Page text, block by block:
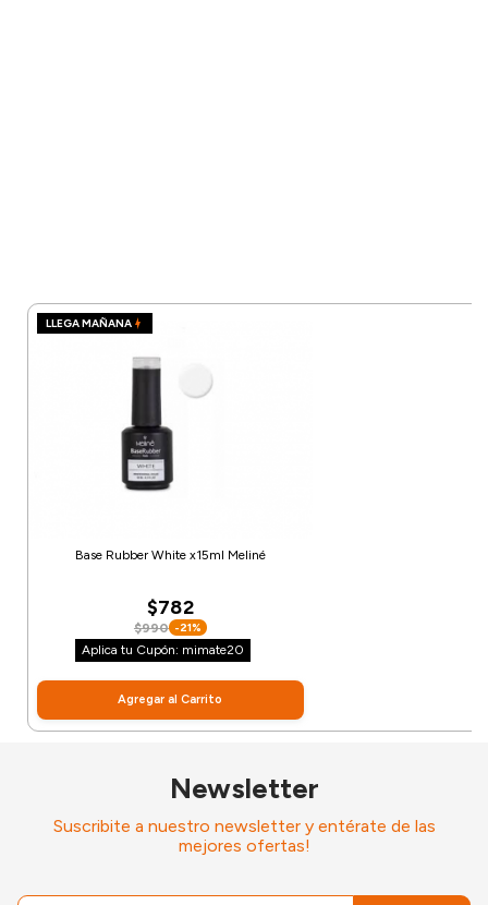
LLEGA MAÑANA
Base Rubber White x15ml Meliné
$782
$990 -21%
Aplica tu Cupón: mimate20
Agregar al Carrito
Newsletter
Suscribite a nuestro newsletter y entérate de las
mejores ofertas!